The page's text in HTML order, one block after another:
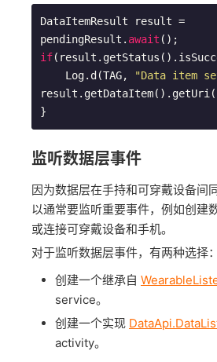
DataItemResult result =
pendingResult. await
if
    Log.d(TAG,
"Data item
监听数据层事件
因为数据层在手持和可穿戴设备间
以通常要监听重要事件，例如创建
或连接可穿戴设备和手机。
对于监听数据层事件，有两种选择：
创建一个继承自
service。
创建一个实现
activity。